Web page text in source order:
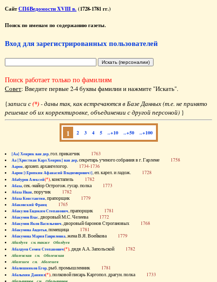
СайтСПбВедомости XVIII в. (1728-1781 гг.)
Поиск по именам по содержанию газеты.
Вход для зарегистрированных пользователей
Поиск работает только по фамилиям
Совет: Введите первые 2-4 буквы фамилии и нажмите "Искать".
{записи с(*)- даны так, как встречаются в Базе Данных (т.е. не принято
решение об их корректировке, объединении с другой персоной) }
1 2 3 4 5 ..+10 ..+50 ..+100
[Аа] Хенрик ван дер, гол. приказчик 1763
Аа [Христиан Карл Хенрик] ван дер, секретарь ученого собрания в г. Гарлеме 1758
Аарон, архиеп. архангелогор. 1734-1736
Аарон [(Еропкин Афанасий Владимирович)], еп. карел. и ладож. 1728
Абабуров Алексей(*), констапель 1782
Абаза, сек.-майор Острогож. гусар. полка 1773
Абаза Иван, поручик 1782
Абаза Константин, прапорщик 1779
Абаковский Франц 1765
Абакулов Евдоким Степанович, прапорщик 1781
Абакумов Влас, дворовый М.С. Челеева 1772
Абакумов Яков Васильевич, дворовый баронов Строгановых 1768
Абакумова Авдотья, помещица 1781
Абакумова Мария Гавриловна, жена В.Я. Воейкова 1779
Абалдуев см. также Оболдуев
Абалдуев Семен Степанович(*), дядя А.А. Запольской 1782
Абаленская см. Оболенская
Абалешев см. Аболешев
Абалишников Егор, рыб. промышленник 1781
Абалыхин Даниил(*), полковой писарь Каргопол. драгун. полка 1733